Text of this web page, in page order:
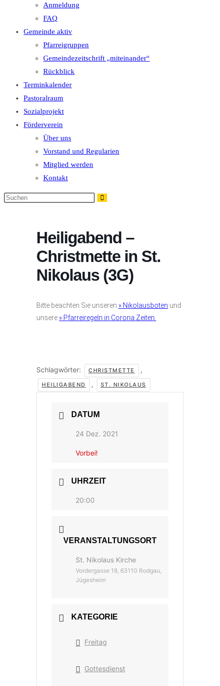
Anmeldung
FAQ
Gemeinde aktiv
Pfarreigruppen
Gemeindezeitschrift „miteinander“
Rückblick
Terminkalender
Pastoralraum
Sozialprojekt
Förderverein
Über uns
Vorstand und Regularien
Mitglied werden
Kontakt
Diese
Heiligabend –
Christmette in St.
Nikolaus (3G)
Bitte beachten Sie unseren » Nikolausboten und
unsere » Pfarreiregeln in Corona Zeiten.
Schlagwörter: CHRISTMETTE ,
HEILIGABEND , ST. NIKOLAUS
DATUM
24 Dez. 2021
Vorbei!
UHRZEIT
20:00
VERANSTALTUNGSORT
St. Nikolaus Kirche
Vordergasse 18, 63110 Rodgau,
Jügesheim
KATEGORIE
Freitag
Gottesdienst